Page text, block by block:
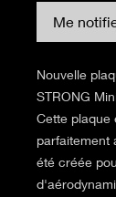
Me
Nouvelle
STRONG
Cette plaque
parfaitement
été créée